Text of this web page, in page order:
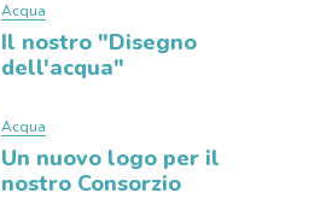
Acqua
Il nostro "Disegno
dell'acqua"
Acqua
Un nuovo logo per il
nostro Consorzio